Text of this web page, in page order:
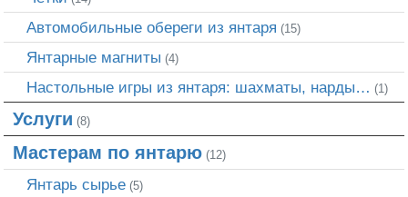
Автомобильные обереги из янтаря (15)
Янтарные магниты (4)
Настольные игры из янтаря: шахматы, нарды… (1)
Услуги (8)
Мастерам по янтарю (12)
Янтарь сырье (5)